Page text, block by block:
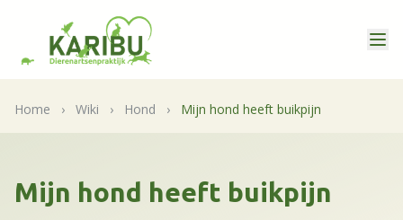
Home › Wiki › Hond › Mijn hond heeft buikpijn
Mijn hond heeft buikpijn